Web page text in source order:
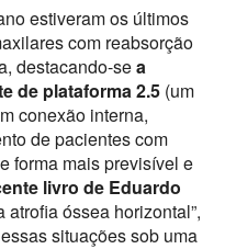
estiveram os últimos
com reabsorção
destacando-sea
de plataforma 2.5 (um
conexão interna,
de pacientes com
forma mais previsível e
livro de Eduardo
atrofia óssea horizontal”,
situações sob uma